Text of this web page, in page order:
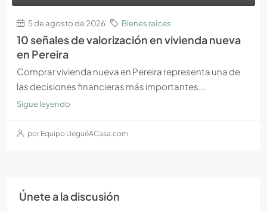
5 de agosto de 2026 Bienes raíces
10 señales de valorización en vivienda nueva
en Pereira
Comprar vivienda nueva en Pereira representa una de
las decisiones financieras más importantes...
Sigue leyendo
por Equipo LleguéACasa.com
Únete a la discusión